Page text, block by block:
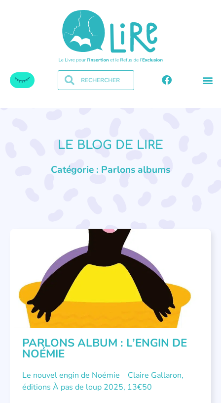
LE BLOG DE LIRE
Catégorie : Parlons albums
PARLONS ALBUM : L’ENGIN DE
NOÉMIE
Le nouvel engin de Noémie Claire Gallaron,
éditions À pas de loup 2025, 13€50